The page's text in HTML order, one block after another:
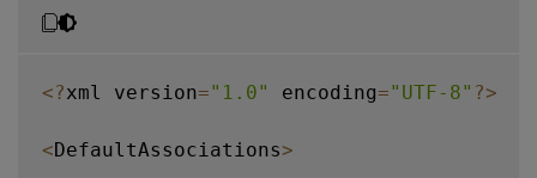
<?xml version="1.0" encoding="UTF-8" ?>
<DefaultAssociations>